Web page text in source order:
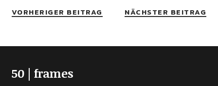
VORHERIGER BEITRAG NÄCHSTER BEITRAG
50 | frames